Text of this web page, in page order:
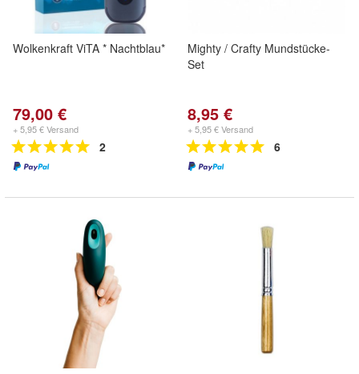
Wolkenkraft ViTA * Nachtblau*
79,00 €
+ 5,95 € Versand
2
Mighty / Crafty Mundstücke-
Set
8,95 €
+ 5,95 € Versand
6